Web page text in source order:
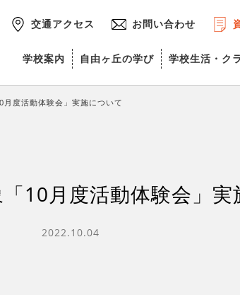
交通アクセス お問い合わせ
学校案内 自由ヶ丘の学び 学校生活・ク
度活動体験会」実施について
10月度活動体験会」実
2022.10.04